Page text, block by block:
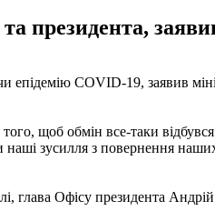
президента,
COVID-19, заявив
щоб обмін все-таки
наші зусилля з повернення
глава Офісу президента